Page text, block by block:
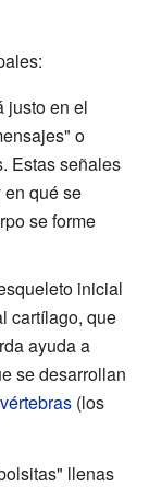
justo en el
o
Estas señales
qué se
se forme
inicial
cartílago, que
ayuda a
se desarrollan
vértebras (los
llenas